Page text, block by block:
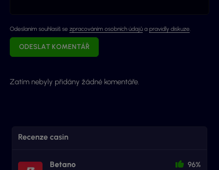
Odeslaním souhlasíš se zpracováním osobních údajů a pravidly diskuze
ODESLAT KOMENTÁŘ
Zatím nebyly přidány žádné komentáře.
Recenze casin
Betano 96%